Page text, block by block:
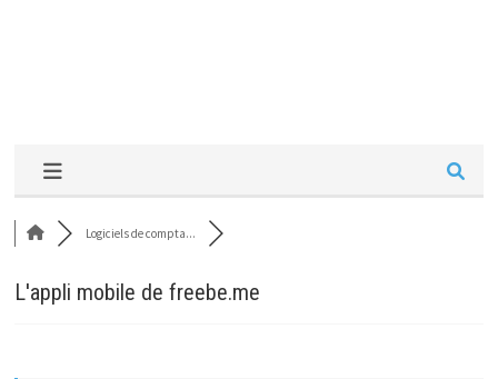
Logiciels de compta...
L'appli mobile de freebe.me